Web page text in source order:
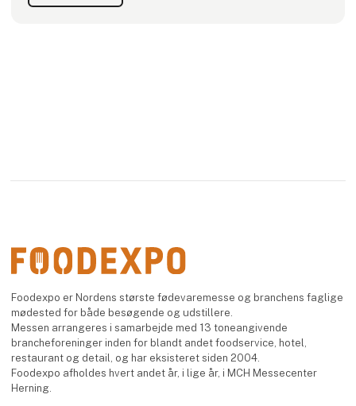
Foodexpo er Nordens største fødevaremesse og branchens faglige
mødested for både besøgende og udstillere.
Messen arrangeres i samarbejde med 13 toneangivende
brancheforeninger inden for blandt andet foodservice, hotel,
restaurant og detail, og har eksisteret siden 2004.
Foodexpo afholdes hvert andet år, i lige år, i MCH Messecenter
Herning.